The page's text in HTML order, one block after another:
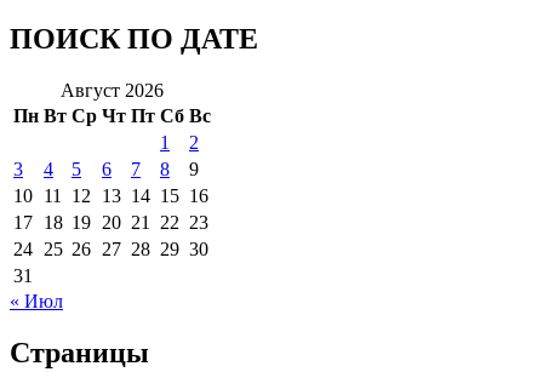
ПОИСК ПО ДАТЕ
Август 2026
Пн Вт Ср Чт Пт Сб Вс
1
2
3
4 5 6 7 8
9
10 11 12 13 14 15 16
17 18 19 20 21 22 23
24 25 26 27 28 29 30
31
« Июл
Страницы